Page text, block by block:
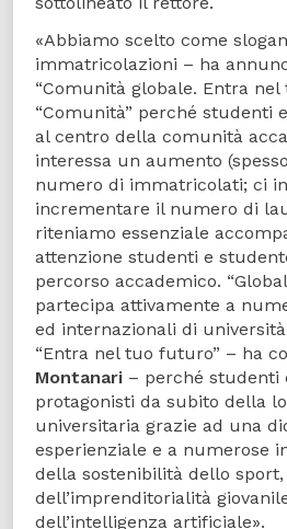
«Abbiamo scelto come
immatricolazioni – ha
“Comunità globale. Entra nel
“Comunità” perché studenti
al centro della comunità
interessa un aumento
numero di immatricolati; ci
incrementare il numero di
riteniamo essenziale
attenzione studenti e
percorso accademico.
partecipa attivamente a
ed internazionali di
“Entra nel tuo futuro” – ha
Montanari – perché studenti
protagonisti da subito della
universitaria grazie ad una
esperienziale e a numerose
della sostenibilità dello
dell’imprenditorialità
dell’intelligenza artificiale».